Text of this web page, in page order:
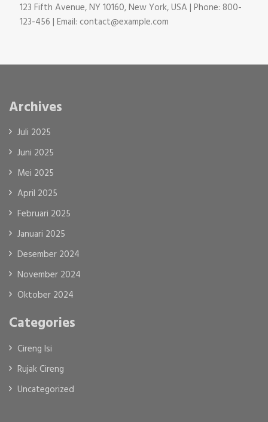
123 Fifth Avenue, NY 10160, New York, USA | Phone: 800-
123-456 | Email: contact@example.com
Archives
Juli 2025
Juni 2025
Mei 2025
April 2025
Februari 2025
Januari 2025
Desember 2024
November 2024
Oktober 2024
Categories
Cireng Isi
Rujak Cireng
Uncategorized